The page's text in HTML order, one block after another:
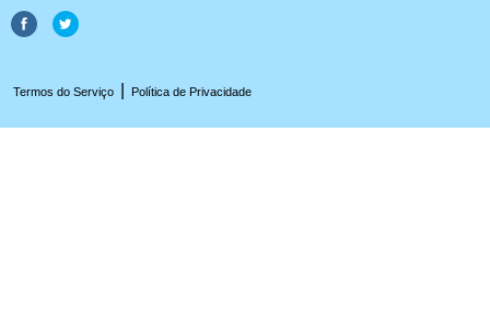
Termos do Serviço Política de Privacidade